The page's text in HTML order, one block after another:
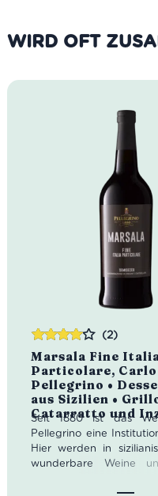
WIRD OFT
Marsala Fine
Particolare, Carlo
Pellegrino •
aus Sizilien •
Catarratto und
(2)
Seit 1880 ist das
Pellegrino eine
Hier werden in
wunderbare Weine
gemacht. Die Familie
Bewertet
mit 4.00
von 5